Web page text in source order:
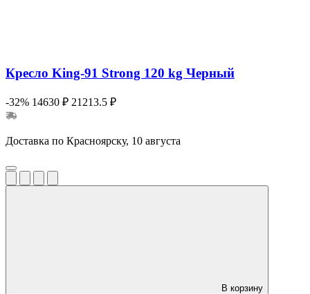
Кресло King-91 Strong 120 kg Черный
-32% 14630 ₽ 21213.5 ₽
Доставка по Красноярску, 10 августа
В корзину